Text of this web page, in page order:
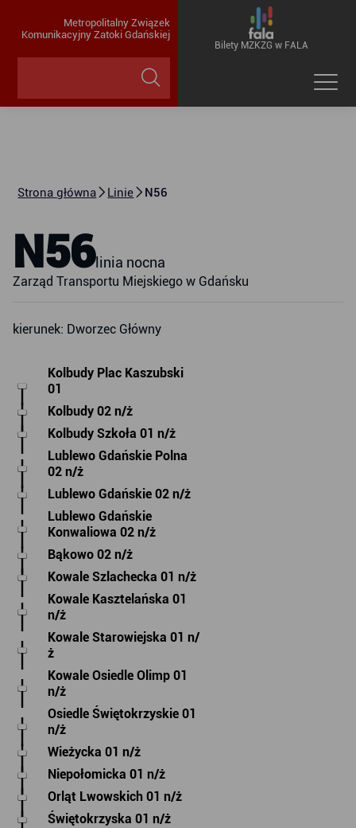
Metropolitalny Związek
Komunikacyjny Zatoki Gdańskiej
Bilety MZKZG w FALA
Strona główna Linie N56
N56linia nocna
Zarząd Transportu Miejskiego w Gdańsku
kierunek: Dworzec Główny
Kolbudy Plac Kaszubski
01
Kolbudy 02 n/ż
Kolbudy Szkoła 01 n/ż
Lublewo Gdańskie Polna
02 n/ż
Lublewo Gdańskie 02 n/ż
Lublewo Gdańskie
Konwaliowa 02 n/ż
Bąkowo 02 n/ż
Kowale Szlachecka 01 n/ż
Kowale Kasztelańska 01
n/ż
Kowale Starowiejska 01 n/
ż
Kowale Osiedle Olimp 01
n/ż
Osiedle Świętokrzyskie 01
n/ż
Wieżycka 01 n/ż
Niepołomicka 01 n/ż
Orląt Lwowskich 01 n/ż
Świętokrzyska 01 n/ż